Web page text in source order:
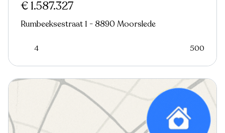
€ 1.587.327
Rumbeeksestraat 1 - 8890 Moorslede
4 500